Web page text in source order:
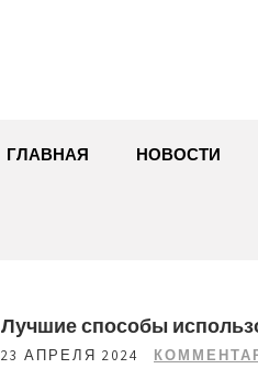
ГЛАВНАЯ НОВОСТИ
Лучшие способы
23 АПРЕЛЯ 2024